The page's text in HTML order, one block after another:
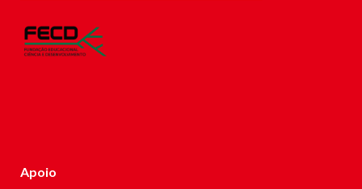
Apoio